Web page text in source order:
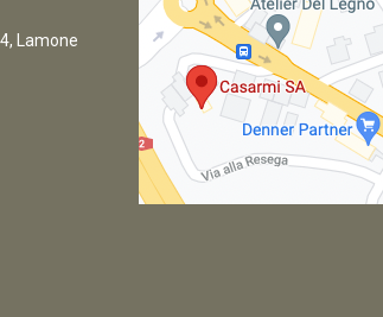
Lamone